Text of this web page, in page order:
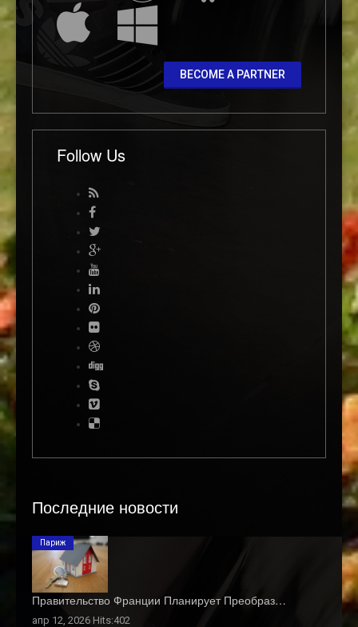
BECOME A PARTNER
Follow Us
Последние новости
Правительство Франции Планирует Преобраз…
апр 12, 2026 Hits:402
Париж